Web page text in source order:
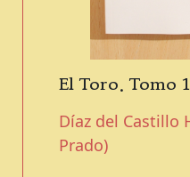
El Toro. Tomo
Díaz del Castillo
Prado)